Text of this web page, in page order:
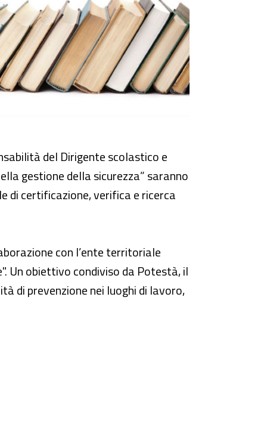
del Dirigente scolastico e
gestione della sicurezza” saranno
di certificazione, verifica e ricerca
con l’ente territoriale
Un obiettivo condiviso da Potestà, il
di prevenzione nei luoghi di lavoro,